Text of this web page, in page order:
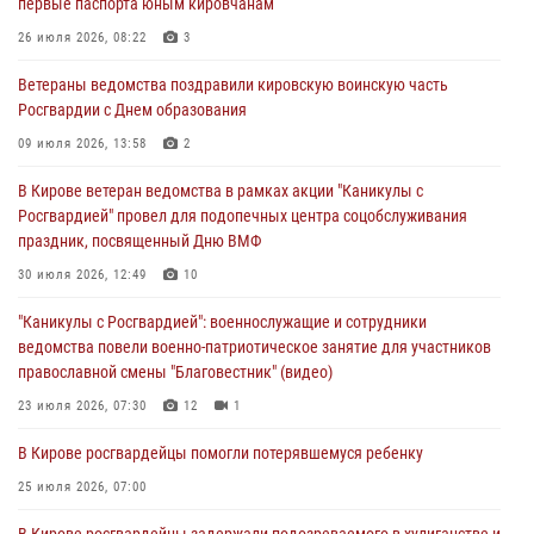
07 августа 2026, 08:39
хулиганстве
06 августа 2026, 07:00
почетные знаки и грамоты росгвардейцам (видео)
05 августа 2026, 11:00
В Кирове росгвардейцы задержали подозреваемую в сбыте
04 августа 2026, 09:30
26 июля 2026, 08:22 3
Ветераны ведомства поздравили кировскую воинскую часть
Росгвардии с Днем образования
09 июля 2026, 13:58 2
В Кирове ветеран ведомства в рамках акции "Каникулы с
Росгвардией" провел для подопечных центра соцобслуживания
праздник, посвященный Дню ВМФ
30 июля 2026, 12:49 10
"Каникулы с Росгвардией": военнослужащие и сотрудники
ведомства повели военно-патриотическое занятие для участников
православной смены "Благовестник" (видео)
23 июля 2026, 07:30 12 1
В Кирове росгвардейцы помогли потерявшемуся ребенку
25 июля 2026, 07:00